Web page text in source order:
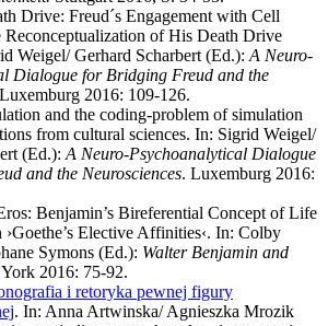
Drive: Freud´s Engagement with Cell
of His Death Drive
Weigel/ Gerhard Scharbert (Ed.): A Neuro-
Dialogue for Bridging Freud and the
2016: 109-126.
and the coding-problem of simulation
from cultural sciences. In: Sigrid Weigel/
(Ed.): A Neuro-Psychoanalytical Dialogue
and the Neurosciences. Luxemburg 2016:
Benjamin’s Bireferential Concept of Life
›Goethe’s Elective Affinities‹. In: Colby
Symons (Ed.): Walter Benjamin and
2016: 75-92.
i retoryka pewnej figury
. In: Anna Artwinska/ Agnieszka Mrozik